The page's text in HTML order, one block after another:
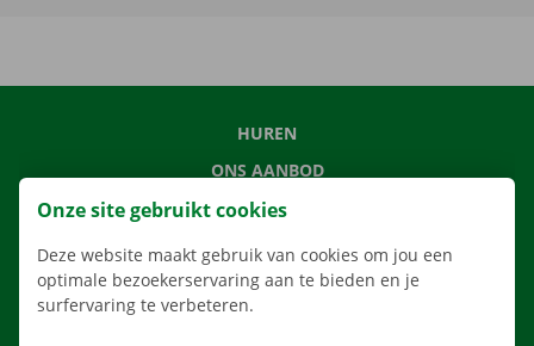
HUREN
ONS AANBOD
ONZE DIENSTEN
LOCATIES
APP
VERHUISOPLOSSINGEN
Onze site gebruikt cookies
Deze website maakt gebruik van cookies om jou een
optimale bezoekerservaring aan te bieden en je
surfervaring te verbeteren.